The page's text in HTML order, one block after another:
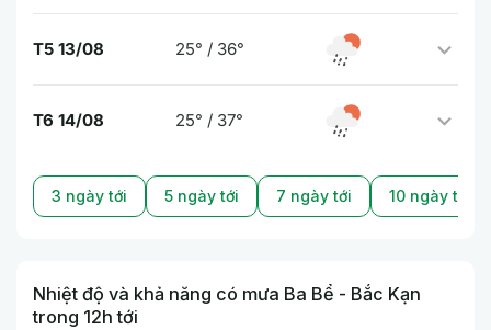
T5 13/08 25° / 36°
T6 14/08 25° / 37°
3 ngày tới 5 ngày tới 7 ngày tới 10 ngày tới
Nhiệt độ và khả năng có mưa Ba Bể - Bắc Kạn
trong 12h tới